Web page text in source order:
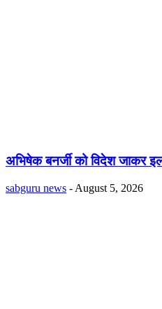
अभिषेक बनर्जी को विदेश जाकर
sabguru news - August 5, 2026